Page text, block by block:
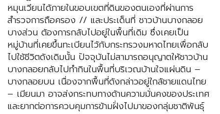
หมุนเวียนได้ภายในขอบเขตที่ดินของตนเองที่ผ่านการ
สำรวจการถือครอง // และประเด็นที่ ชาวบ้านบางกลอย
บางส่วน ต้องการกลับไปอยู่ในพื้นที่เดิม ซึ่งเคยเป็น
หมู่บ้านที่เคยขึ้นทะเบียนไว้กับกระทรวงมหาดไทยเพื่อกลับ
ไปใช้ชีวิตดังเดิมนั้น ปัจจุบันไม่สามารถอนุญาตให้ชาวบ้าน
บางกลอยกลับไปทำกินในพื้นที่บริเวณบ้านใจแผ่นดิน –
บางกลอยบน เนื่องจากพื้นที่ดังกล่าวอยู่ใกล้ชายแดนไทย
– เมียนมา อาจส่งกระทบทางด้านความมั่นคงของประเทศ
และยากต่อการควบคุมการข้ามฝั่งไปมาของกลุ่มชาติพันธุ์